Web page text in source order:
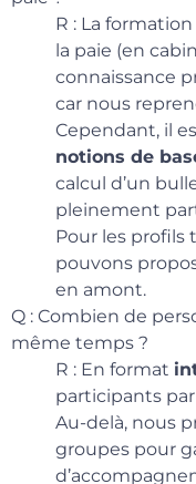
R : La
la paie (en
connaissance
car nous
Cependant, il
notions de
calcul d’un
pleinement
Pour les
pouvons
en amont.
Q : Combien de
même temps ?
R : En format
participants
Au-delà, nous
groupes pour